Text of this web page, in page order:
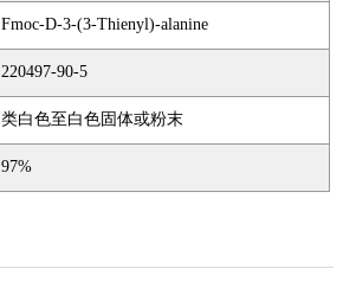
Fmoc-D-3-(3-Thienyl)-alanine
220497-90-5
类白色至白色固体或粉末
97%